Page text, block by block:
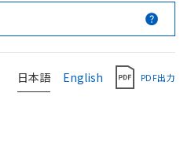
日本語 English PDF出力